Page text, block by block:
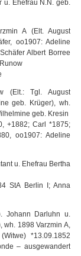
u. Ehefrau N.N. geb.
A (Elt. August
oo1907: Adeline
Albert Borree
(Elt.: Tgl. August
geb. Krüger), wh.
geb. Kresin
+1882; Carl *1875;
oo1907: Adeline
u. Ehefrau Bertha
StA Berlin I; Anna
Johann Darluhn u.
wh. 1898 Varzmin A,
*13.09.1852
– ausgewandert